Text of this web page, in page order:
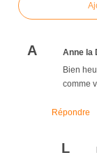
A Anne la
Bien
comme
Répondre
L